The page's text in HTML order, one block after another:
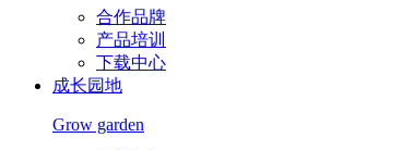
合作品牌
产品培训
下载中心
成长园地
Grow garden